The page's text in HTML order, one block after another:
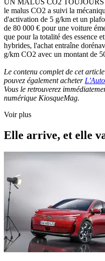
UN MALUS CO2 TOUJOURS
le malus CO2 a suivi la
d'activation de 5 g/km et un
de 80 000 € pour une voiture
que pour la totalité des essence
hybrides, l'achat entraîne
g/km CO2 avec un montant de
Le contenu complet de cet
pouvez également acheter
Vous le retrouverez
numérique KiosqueMag.
Voir plus
Elle arrive, et elle